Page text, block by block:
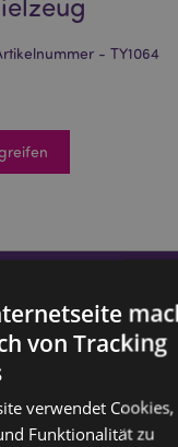
- TY1064
Gummi (TPR) und
von Tracking
verwendet
Funktionalität zu